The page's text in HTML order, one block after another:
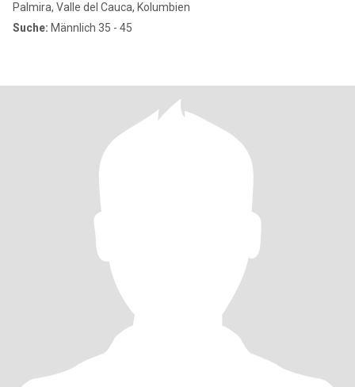
Palmira, Valle del Cauca, Kolumbien
Suche: Männlich 35 - 45